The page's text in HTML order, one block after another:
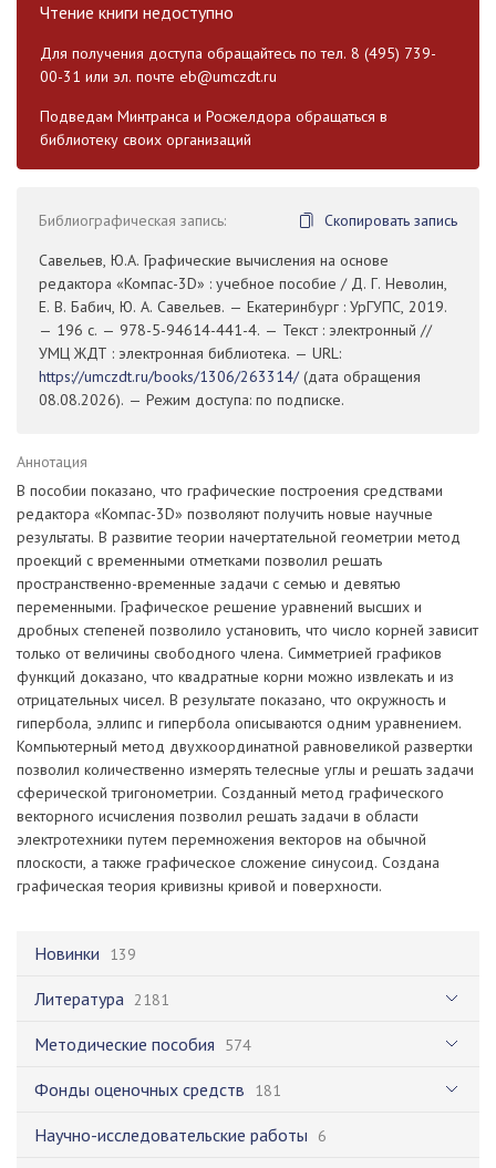
Новинки 139
Литература 2181
Методические пособия 574
Фонды оценочных средств 181
Научно-исследовательские работы 6
Чтение книги недоступно
Для получения доступа обращайтесь по тел. 8 (495) 739-
00-31 или эл. почте eb@umczdt.ru
Подведам Минтранса и Росжелдора обращаться в
библиотеку своих организаций
Библиографическая запись:
Скопировать запись
Савельев, Ю.А. Графические вычисления на основе
редактора «Компас-3D» : учебное пособие / Д. Г. Неволин,
Е. В. Бабич, Ю. А. Савельев. — Екатеринбург : УрГУПС, 2019.
— 196 с. — 978-5-94614-441-4. — Текст : электронный //
УМЦ ЖДТ : электронная библиотека. — URL:
https://umczdt.ru/books/1306/263314/(дата обращения
08.08.2026). — Режим доступа: по подписке.
Аннотация
В пособии показано, что графические построения средствами
редактора «Компас-3D» позволяют получить новые научные
результаты. В развитие теории начертательной геометрии метод
проекций с временными отметками позволил решать
пространственно-временные задачи с семью и девятью
переменными. Графическое решение уравнений высших и
дробных степеней позволило установить, что число корней зависит
только от величины свободного члена. Симметрией графиков
функций доказано, что квадратные корни можно извлекать и из
отрицательных чисел. В результате показано, что окружность и
гипербола, эллипс и гипербола описываются одним уравнением.
Компьютерный метод двухкоординатной равновеликой развертки
позволил количественно измерять телесные углы и решать задачи
сферической тригонометрии. Созданный метод графического
векторного исчисления позволил решать задачи в области
электротехники путем перемножения векторов на обычной
плоскости, а также графическое сложение синусоид. Создана
графическая теория кривизны кривой и поверхности.